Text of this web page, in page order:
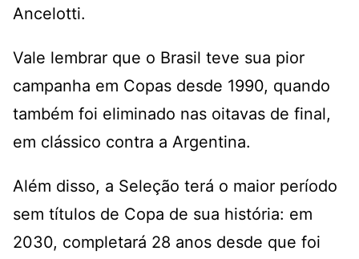
Ancelotti.
Vale lembrar que o Brasil teve sua pior
campanha em Copas desde 1990, quando
também foi eliminado nas oitavas de final,
em clássico contra a Argentina.
Além disso, a Seleção terá o maior período
sem títulos de Copa de sua história: em
2030, completará 28 anos desde que foi